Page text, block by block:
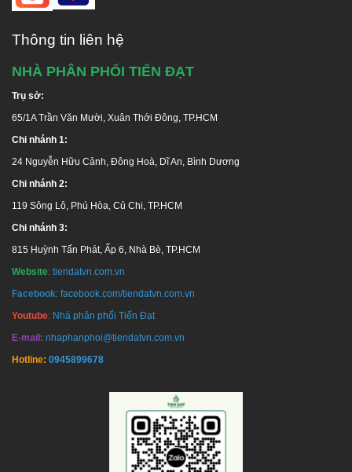
CHÍNH HÃNG - ĐÚNG CHẤT LƯỢNG - ĐÚNG BẢO
NPP Tiến Đạt là lựa chọn tốt nhất cho Bạn và gia đình khi
mua, sử dụng sản phẩm từ Tân Á Đại Thành
Hotline tư vấn:1800 646486
Thông tin liên hệ
NHÀ PHÂN PHỐI TIẾN ĐẠT
Trụ sở:
65/1A Trần Văn Mười, Xuân Thới Đông, TP.HCM
Chi nhánh 1:
24 Nguyễn Hữu Cảnh, Đông Hoà, Dĩ An, Bình Dương
Chi nhánh 2:
119 Sông Lô, Phú Hòa, Củ Chi, TP.HCM
Chi nhánh 3:
815 Huỳnh Tấn Phát, Ấp 6, Nhà Bè, TP.HCM
Website: tiendatvn.com.vn
Facebook: facebook.com/tiendatvn.com.vn
Youtube: Nhà phân phối Tiến Đạt
E-mail: nhaphanphoi@tiendatvn.com.vn
Hotline: 0945899678